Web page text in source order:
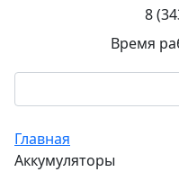
8
Время
Главная
Аккумуляторы